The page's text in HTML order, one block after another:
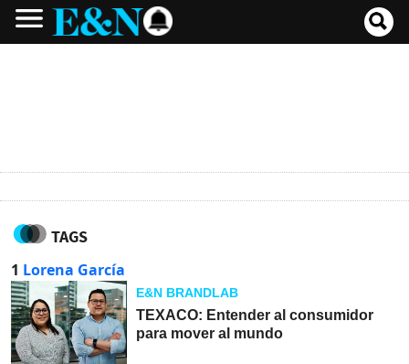
TAGS
1 Lorena García
E&N BRANDLAB
TEXACO: Entender al consumidor
para mover al mundo